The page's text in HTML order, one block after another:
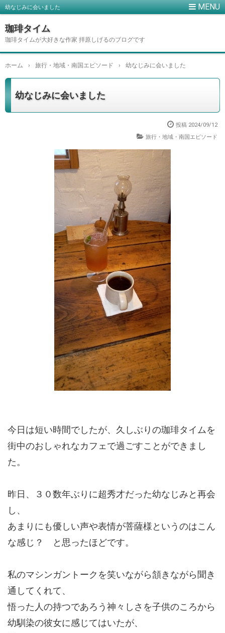
幼なじみに会いました
珈琲タイム
珈琲タイムが大好きな作家 拝原しげるのブログです
ホーム › 旅行・地域・南国エピソード › 幼なじみに会いました
幼なじみに会いました
投稿 2024/09/12
旅行・地域・南国エピソード
今日は短い時間でしたが、久しぶりの珈琲タイムを
街中のおしゃれなカフェで過ごすことができまし
た。
昨日、３０数年ぶりに超秀才だった幼なじみと再会
し、
あまりにも優しい声や表情が菩薩様というのはこん
な感じ？ と思ったほどです。
私のマシンガントークを笑いながら頷きながら聞き
通してくれて、
悟った人の持つであろう神々しさを子供のころから
幼馴染の彼女に感じてはいたが、